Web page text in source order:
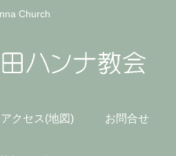
Church
アクセス(地図) お問合せ